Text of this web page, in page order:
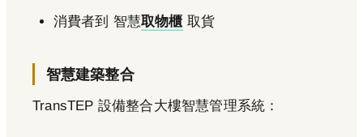
消費者到 智慧取物櫃 取貨
智慧建築整合
TransTEP 設備整合大樓智慧管理系統：